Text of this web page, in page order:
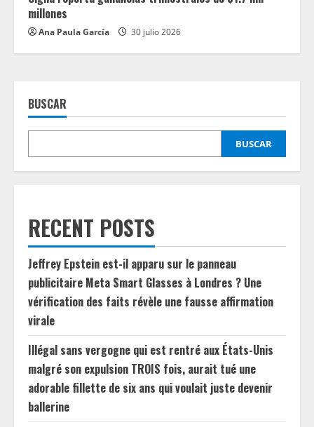
millones
Ana Paula García 30 julio 2026
BUSCAR
BUSCAR
RECENT POSTS
Jeffrey Epstein est-il apparu sur le panneau
publicitaire Meta Smart Glasses à Londres ? Une
vérification des faits révèle une fausse affirmation
virale
Illégal sans vergogne qui est rentré aux États-Unis
malgré son expulsion TROIS fois, aurait tué une
adorable fillette de six ans qui voulait juste devenir
ballerine